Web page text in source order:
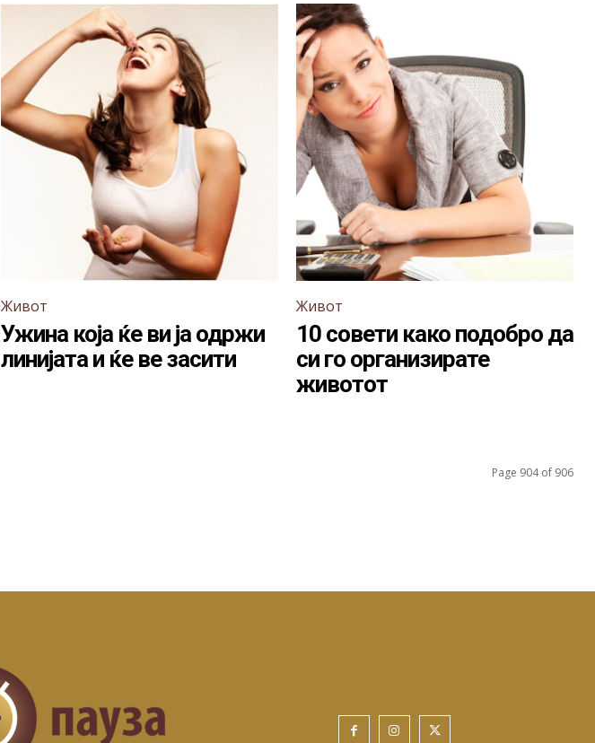
Живот
Ужина која ќе ви ја одржи
линијата и ќе ве засити
Живот
10 совети како подобро да
си го организирате
животот
Page 904 of 906